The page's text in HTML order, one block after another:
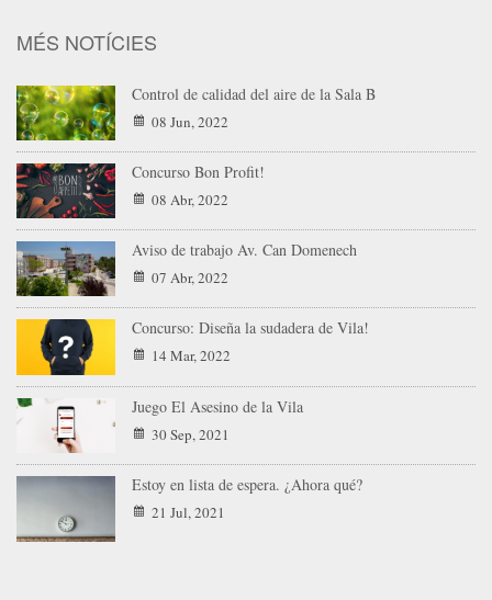
MÉS NOTÍCIES
Control de calidad del aire de la Sala B
08 Jun, 2022
Concurso Bon Profit!
08 Abr, 2022
Aviso de trabajo Av. Can Domenech
07 Abr, 2022
Concurso: Diseña la sudadera de Vila!
14 Mar, 2022
Juego El Asesino de la Vila
30 Sep, 2021
Estoy en lista de espera. ¿Ahora qué?
21 Jul, 2021